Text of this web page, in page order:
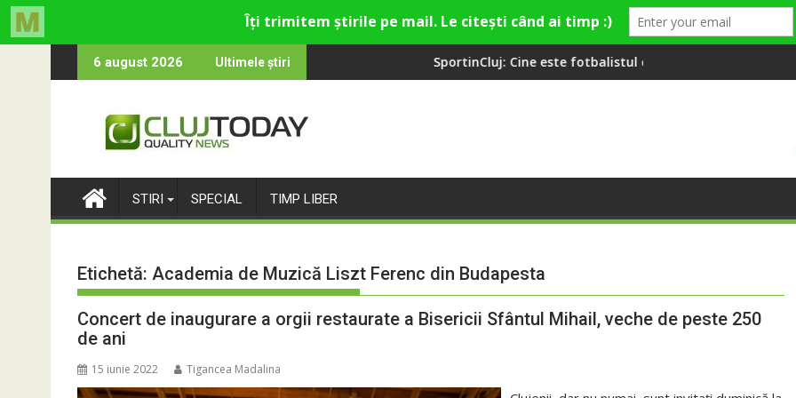
to
6 august 2026 Ultimele știri
cultural și de divertisment din Cluj-Napoca
luna devine o întrebare SportinCluj: Cine este fotbalistul cu două diplome care a învățat româna la 2
Compania de Apă
STIRI SPECIAL TIMP LIBER
Etichetă: Academia de Muzică Liszt Ferenc din Budapesta
Concert de inaugurare a orgii restaurate a Bisericii Sfântul Mihail, veche de peste 250
de ani
15 iunie 2022 Tigancea Madalina